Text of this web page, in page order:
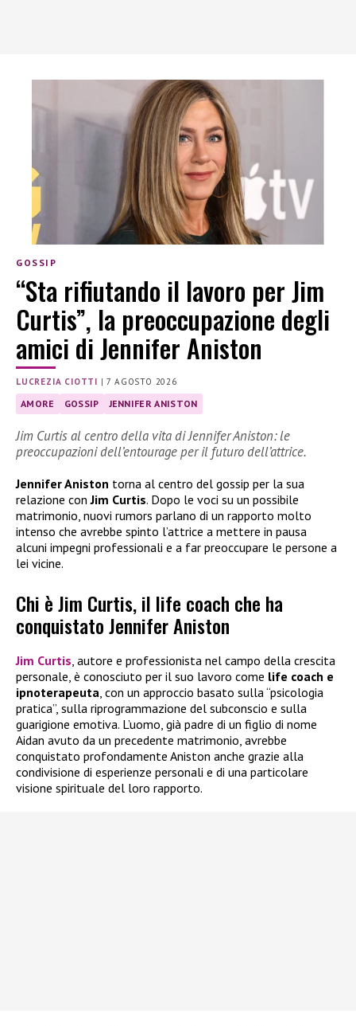
GOSSIP
“Sta rifiutando il lavoro per Jim
Curtis”, la preoccupazione degli
amici di Jennifer Aniston
LUCREZIA CIOTTI |7 AGOSTO 2026
AMORE GOSSIP JENNIFER ANISTON
Jim Curtis al centro della vita di Jennifer Aniston: le
preoccupazioni dell’entourage per il futuro dell’attrice.
Jennifer Aniston torna al centro del gossip per la sua
relazione conJim Curtis. Dopo le voci su un possibile
matrimonio, nuovi rumors parlano di un rapporto molto
intenso che avrebbe spinto l’attrice a mettere in pausa
alcuni impegni professionali e a far preoccupare le persone a
lei vicine.
Chi è Jim Curtis, il life coach che ha
conquistato Jennifer Aniston
Jim Curtis, autore e professionista nel campo della crescita
personale, è conosciuto per il suo lavoro come life coach e
ipnoterapeuta, con un approccio basato sulla “psicologia
pratica”, sulla riprogrammazione del subconscio e sulla
guarigione emotiva. L’uomo, già padre di un figlio di nome
Aidan avuto da un precedente matrimonio, avrebbe
conquistato profondamente Aniston anche grazie alla
condivisione di esperienze personali e di una particolare
visione spirituale del loro rapporto.